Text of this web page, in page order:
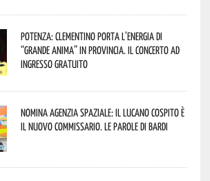
Potenza: Clementino porta l’energia di
“Grande Anima” in provincia. Il concerto ad
ingresso gratuito
Nomina Agenzia Spaziale: il lucano Cospito è
il nuovo commissario. Le parole di Bardi